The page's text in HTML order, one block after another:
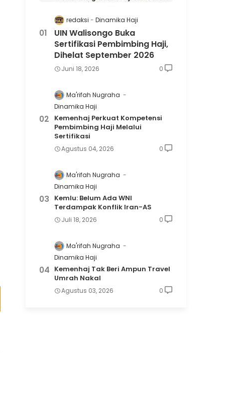
redaksi Dinamika Haji
UIN Walisongo Buka
Sertifikasi Pembimbing Haji,
Dihelat September 2026
Juni 18, 2026 0
Ma'rifah Nugraha
Dinamika Haji
Kemenhaj Perkuat Kompetensi
Pembimbing Haji Melalui
Sertifikasi
Agustus 04, 2026 0
Ma'rifah Nugraha
Dinamika Haji
Kemlu: Belum Ada WNI
Terdampak Konflik Iran-AS
Juli 18, 2026 0
Ma'rifah Nugraha
Dinamika Haji
Kemenhaj Tak Beri Ampun Travel
Umrah Nakal
Agustus 03, 2026 0